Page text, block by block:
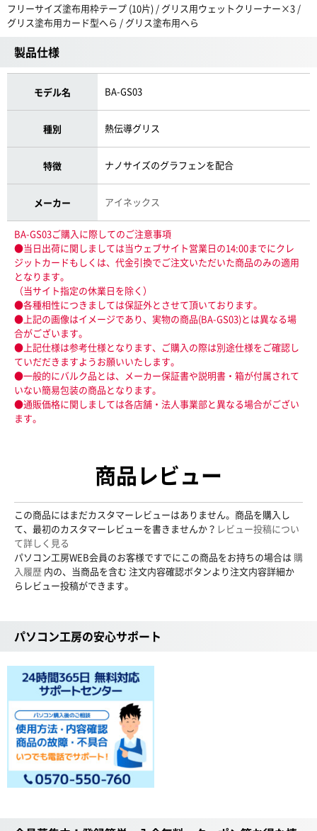
フリーサイズ塗布用枠テープ (10片) / グリス用ウェットクリーナー×3 /
グリス塗布用カード型へら / グリス塗布用へら
製品仕様
モデル名 BA-GS03
種別 熱伝導グリス
特徴 ナノサイズのグラフェンを配合
メーカー アイネックス
BA-GS03ご購入に際してのご注意事項
●当日出荷に関しましては当ウェブサイト営業日の14:00までにクレ
ジットカードもしくは、代金引換でご注文いただいた商品のみの適用
となります。
（当サイト指定の休業日を除く）
●各種相性につきましては保証外とさせて頂いております。
●上記の画像はイメージであり、実物の商品(BA-GS03)とは異なる場
合がございます。
●上記仕様は参考仕様となります、ご購入の際は別途仕様をご確認し
ていだだきますようお願いいたします。
●一般的にバルク品とは、メーカー保証書や説明書・箱が付属されて
いない簡易包装の商品となります。
●通販価格に関しましては各店舗・法人事業部と異なる場合がござい
ます。
商品レビュー
この商品にはまだカスタマーレビューはありません。商品を購入し
て、最初のカスタマーレビューを書きませんか？ レビュー投稿につい
て詳しく見る
パソコン工房WEB会員のお客様ですでにこの商品をお持ちの場合は 購
入履歴 内の、当商品を含む 注文内容確認ボタンより注文内容詳細か
らレビュー投稿ができます。
パソコン工房の安心サポート